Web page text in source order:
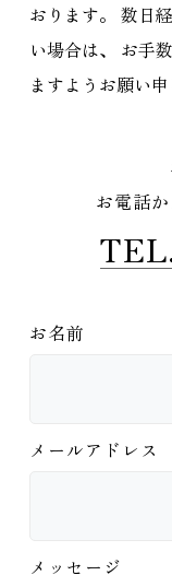
おります。 数日
い場合は、
お手
ますようお願い申
お電話
お名前
メールアドレス
メッセージ